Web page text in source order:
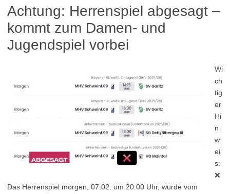
Achtung: Herrenspiel abgesagt –
kommt zum Damen- und
Jugendspiel vorbei
Wi
ch
tig
er
Hi
n
w
ei
s:
❌️
Das Herrenspiel morgen, 07.02. um 20:00 Uhr, wurde vom